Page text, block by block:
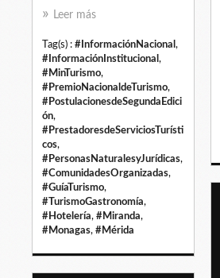
Leer más
Tag(s) : #InformaciónNacional ,
#InformaciónInstitucional ,
#MinTurismo,
#PremioNacionaldeTurismo,
#PostulacionesdeSegundaEdici
ón,
#PrestadoresdeServiciosTurísti
cos,
#PersonasNaturalesyJurídicas,
#ComunidadesOrganizadas,
#GuíaTurismo,
#TurismoGastronomía,
#Hotelería, #Miranda,
#Monagas, #Mérida